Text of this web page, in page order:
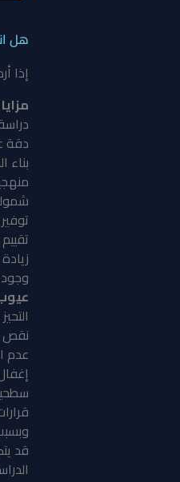
هل
إذا
دقة
بناء
وجود
نقص
عدم
قد